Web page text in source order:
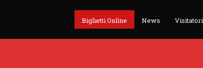
Biglietti Online News Visitatori